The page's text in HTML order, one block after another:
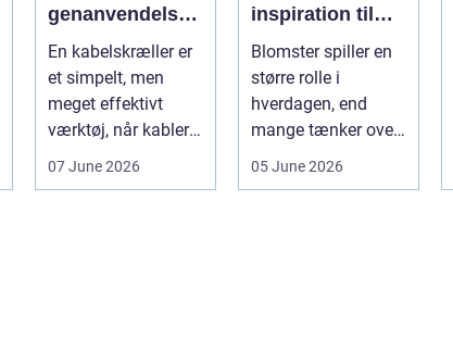
genanvendelse
og bedre
økonomi i
kabelhåndtering
En kabelskræller er
et simpelt, men
meget effektivt
værktøj, når kabler
07 June 2026
inspiration til
hverdag og
særlige
øjeblikke
Blomster spiller en
større rolle i
hverdagen, end
mange tænker over.
05 June 2026